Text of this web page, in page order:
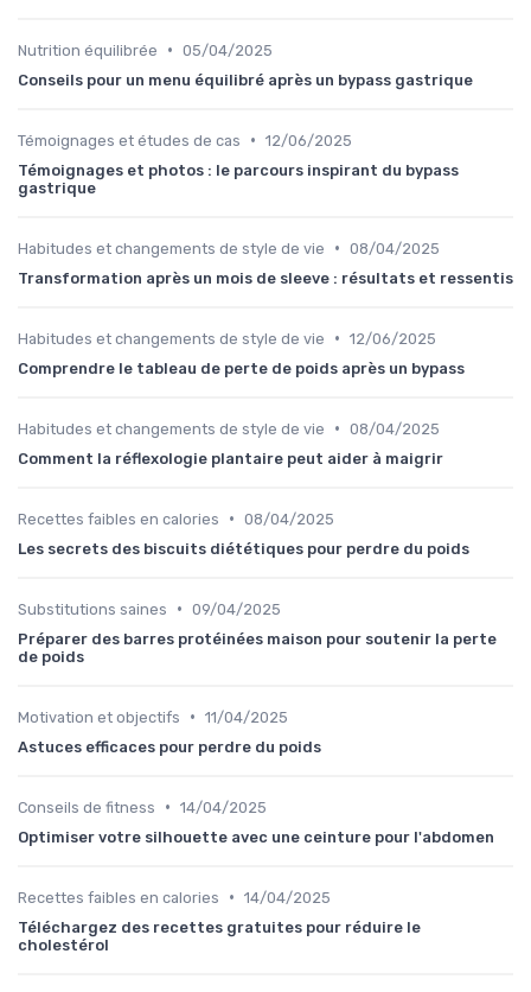
Nutrition équilibrée • 05/04/2025
Conseils pour un menu équilibré après un bypass gastrique
Témoignages et études de cas • 12/06/2025
Témoignages et photos : le parcours inspirant du bypass
gastrique
Habitudes et changements de style de vie • 08/04/2025
Transformation après un mois de sleeve : résultats et ressentis
Habitudes et changements de style de vie • 12/06/2025
Comprendre le tableau de perte de poids après un bypass
Habitudes et changements de style de vie • 08/04/2025
Comment la réflexologie plantaire peut aider à maigrir
Recettes faibles en calories • 08/04/2025
Les secrets des biscuits diététiques pour perdre du poids
Substitutions saines • 09/04/2025
Préparer des barres protéinées maison pour soutenir la perte
de poids
Motivation et objectifs • 11/04/2025
Astuces efficaces pour perdre du poids
Conseils de fitness • 14/04/2025
Optimiser votre silhouette avec une ceinture pour l'abdomen
Recettes faibles en calories • 14/04/2025
Téléchargez des recettes gratuites pour réduire le
cholestérol